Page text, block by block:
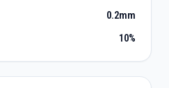
0.2mm
10%